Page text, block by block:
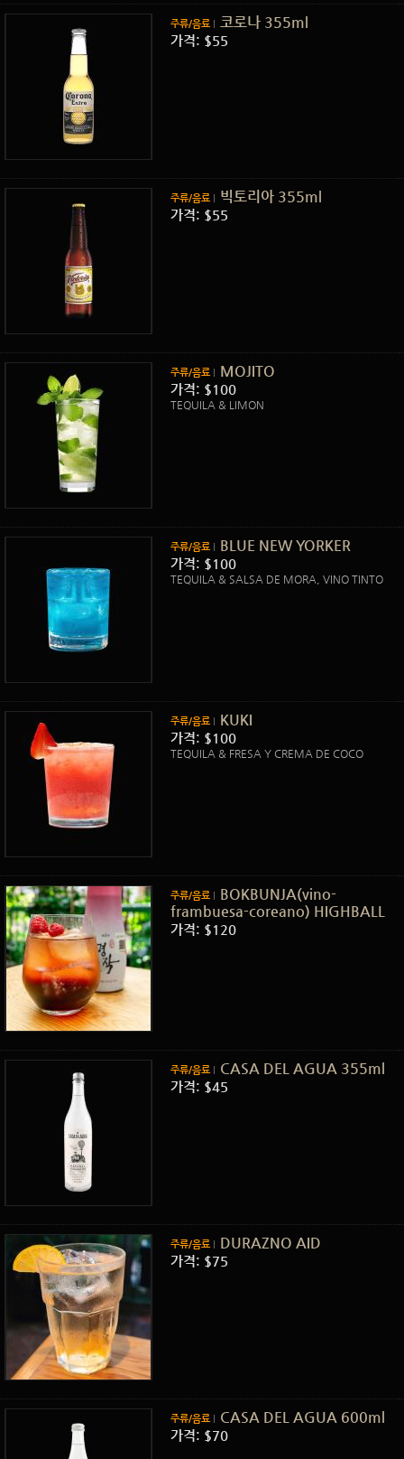
주류/음료 코로나 355ml
가격: $55
주류/음료 빅토리아 355ml
가격: $55
주류/음료 MOJITO
가격: $100
TEQUILA & LIMON
주류/음료 BLUE NEW YORKER
가격: $100
TEQUILA & SALSA DE MORA, VINO TINTO
주류/음료 KUKI
가격: $100
TEQUILA & FRESA Y CREMA DE COCO
주류/음료
BOKBUNJA(vino-
frambuesa-coreano) HIGHBALL
가격: $120
주류/음료 CASA DEL AGUA 355ml
가격: $45
주류/음료 DURAZNO AID
가격: $75
주류/음료 CASA DEL AGUA 600ml
가격: $70